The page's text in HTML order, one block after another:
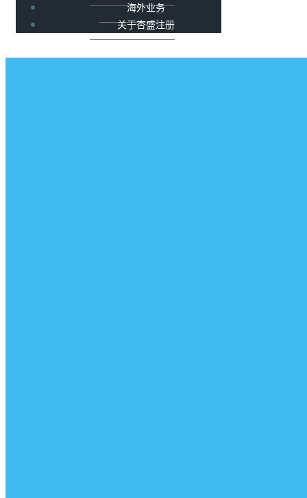
海外业务
关于杏盛注册